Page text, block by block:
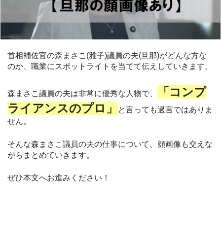
首相補佐官の森まさこ(雅子)議員の夫(旦那)がどんな方な
のか、職業にスポットライトを当てて伝えしていきます。
森まさこ議員の夫は非常に優秀な人物で、
「コンプ
ライアンスのプロ」
と言っても過言ではありま
せん。
そんな森まさこ議員の夫の仕事について、顔画像も交えな
がらまとめていきます。
ぜひ本文へお進みください！